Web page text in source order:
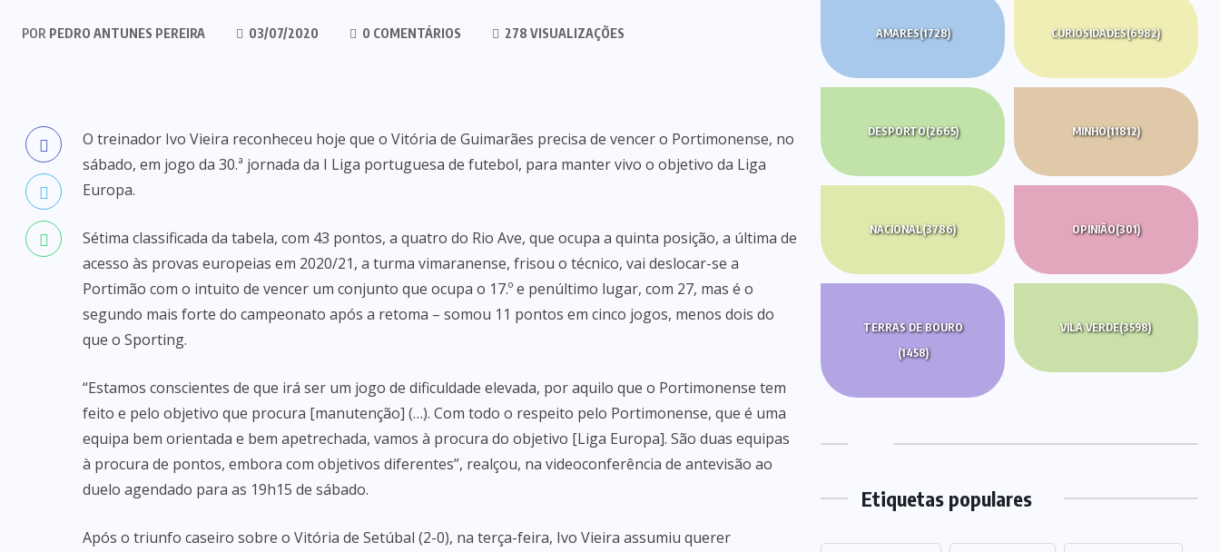
POR PEDRO ANTUNES PEREIRA 03/07/2020 0 COMENTÁRIOS 278 VISUALIZAÇÕES
O treinador Ivo Vieira reconheceu hoje que o Vitória de Guimarães precisa de vencer o Portimonense, no
sábado, em jogo da 30.ª jornada da I Liga portuguesa de futebol, para manter vivo o objetivo da Liga
Europa.
Sétima classificada da tabela, com 43 pontos, a quatro do Rio Ave, que ocupa a quinta posição, a última de
acesso às provas europeias em 2020/21, a turma vimaranense, frisou o técnico, vai deslocar-se a
Portimão com o intuito de vencer um conjunto que ocupa o 17.º e penúltimo lugar, com 27, mas é o
segundo mais forte do campeonato após a retoma – somou 11 pontos em cinco jogos, menos dois do
que o Sporting.
“Estamos conscientes de que irá ser um jogo de dificuldade elevada, por aquilo que o Portimonense tem
feito e pelo objetivo que procura [manutenção] (…). Com todo o respeito pelo Portimonense, que é uma
equipa bem orientada e bem apetrechada, vamos à procura do objetivo [Liga Europa]. São duas equipas
à procura de pontos, embora com objetivos diferentes”, realçou, na videoconferência de antevisão ao
duelo agendado para as 19h15 de sábado.
Após o triunfo caseiro sobre o Vitória de Setúbal (2-0), na terça-feira, Ivo Vieira assumiu querer
AMARES(1728) CURIOSIDADES(6982)
DESPORTO(2665) MINHO(11812)
NACIONAL(3786) OPINIÃO(301)
TERRAS DE BOURO
(1458)
VILA VERDE(3598)
Etiquetas populares